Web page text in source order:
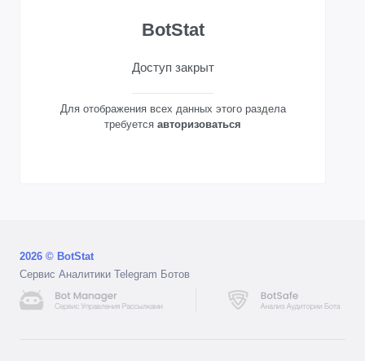
BotStat
Доступ закрыт
Для отображения всех данных этого раздела
требуется авторизоваться
2026 © BotStat
Сервис Аналитики Telegram Ботов